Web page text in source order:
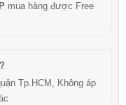
mua hàng được Free
Tp.HCM, Không áp